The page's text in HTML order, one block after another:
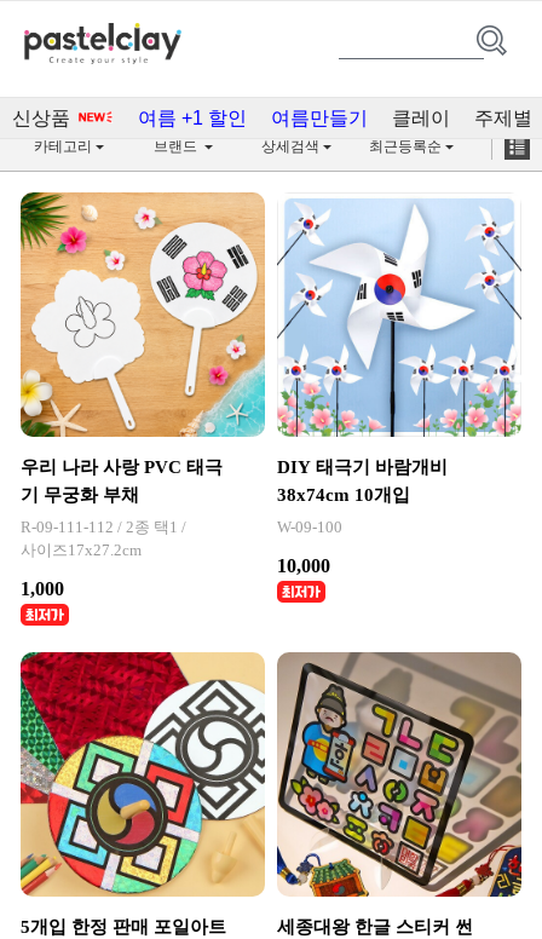
신상품 여름 +1 할인 여름만들기 클레이 주제별
한글날(75)
카테고리 브랜드 상세검색 최근등록순
우리 나라 사랑 PVC 태극
기 무궁화 부채
R-09-111-112 / 2종 택1 /
사이즈17x27.2cm
1,000
DIY 태극기 바람개비
38x74cm 10개입
W-09-100
10,000
5개입 한정 판매 포일아트
세종대왕 한글 스티커 썬